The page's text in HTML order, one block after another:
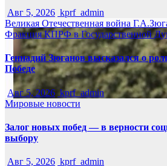
Авг 5, 2026 kprf_admin
Великая Отечественная война
Фракция КПРФ в Государственной
Геннадий Зюганов высказался о
Победе
Авг 5, 2026 kprf_admin
Мировые новости
Залог новых побед — в верности
выбору
Авг 5, 2026 kprf_admin